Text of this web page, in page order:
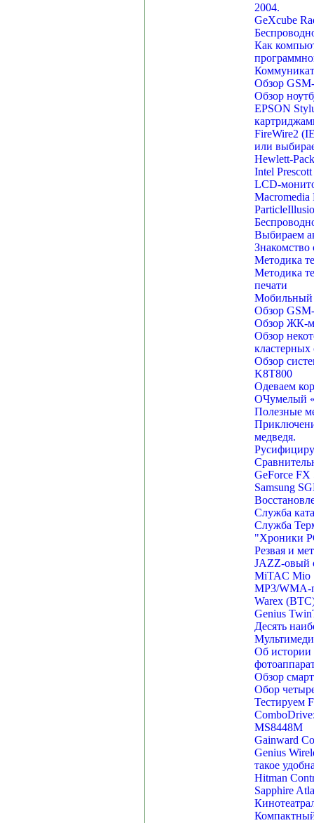
2004.
GeXcube
Как
Обзор
Обзор
EPSON
FireWire2
или
Hewlett-
Intel
LCD-
Выбираем
Методика
Методика
печати
Мобильный
Обзор
Обзор ЖК-
Обзор
кластерных
Обзор
K8T800
Одеваем
ОЧумелый
Полезные
медведя.
GeForce FX
Samsung
Служба
Служба
"Хроники
Резвая и
JAZZ-овый
MiTAC Mio
MP3/WMA-
Warex
Genius
Десять
Об истории
Обзор
Обор
Тестируем
MS8448M
Gainward
Genius
такое
Hitman
Sapphire